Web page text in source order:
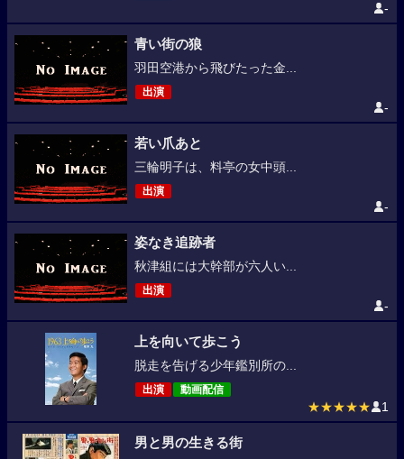
-
青い街の狼
羽田空港から飛びたった金...
出演
-
若い爪あと
三輪明子は、料亭の女中頭...
出演
-
姿なき追跡者
秋津組には大幹部が六人い...
出演
-
上を向いて歩こう
脱走を告げる少年鑑別所の...
出演 動画配信
★★★★★ 1
男と男の生きる街